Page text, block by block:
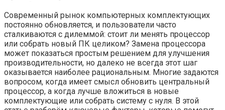
Современный рынок компьютерных комплектующих
постоянно обновляется, и пользователи часто
сталкиваются с дилеммой: стоит ли менять процессор
или собрать новый ПК целиком? Замена процессора
может показаться простым решением для улучшения
производительности, но далеко не всегда этот шаг
оказывается наиболее рациональным. Многие задаются
вопросом, когда имеет смысл обновить центральный
процессор, а когда лучше вложиться в новые
комплектующие или собрать систему с нуля. В этой